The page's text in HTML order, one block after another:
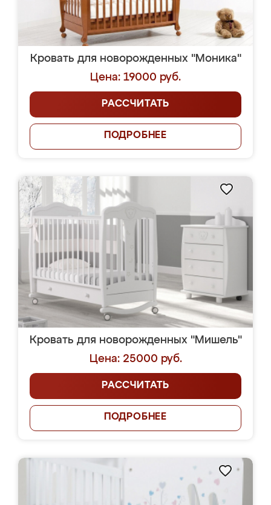
Кровать для новорожденных "Моника"
Цена: 19000 руб.
РАССЧИТАТЬ
ПОДРОБНЕЕ
Кровать для новорожденных "Мишель"
Цена: 25000 руб.
РАССЧИТАТЬ
ПОДРОБНЕЕ